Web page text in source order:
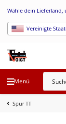
Wähle dein Lieferland,
Vereinigte
Menü
Spur TT